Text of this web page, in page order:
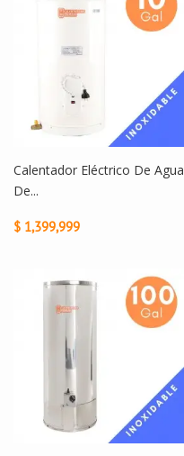
Calentador Eléctrico De Agua
De...
$ 1,399,999